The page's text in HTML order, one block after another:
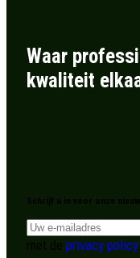
Waar
kwaliteit
Schrijf u in voor onze
met de privacy policy.